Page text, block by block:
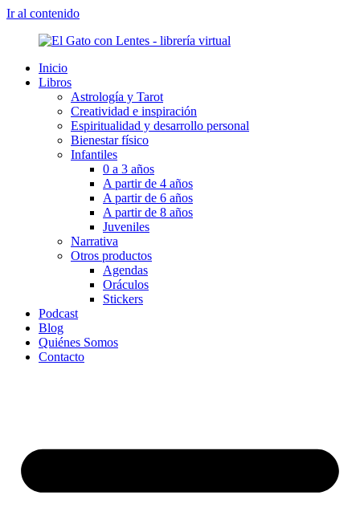
Ir al contenido
Inicio
Libros
Astrología y Tarot
Creatividad e inspiración
Espiritualidad y desarrollo personal
Bienestar físico
Infantiles
0 a 3 años
A partir de 4 años
A partir de 6 años
A partir de 8 años
Juveniles
Narrativa
Otros productos
Agendas
Oráculos
Stickers
Podcast
Blog
Quiénes Somos
Contacto